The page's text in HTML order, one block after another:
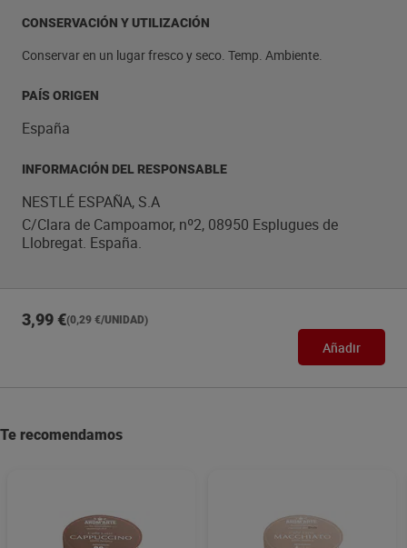
CONSERVACIÓN Y UTILIZACIÓN
Conservar en un lugar fresco y seco. Temp. Ambiente.
PAÍS ORIGEN
España
INFORMACIÓN DEL RESPONSABLE
NESTLÉ ESPAÑA, S.A
C/Clara de Campoamor, nº2, 08950 Esplugues de
Llobregat. España.
3,99 €(0,29 €/UNIDAD)
Añadir
Te recomendamos